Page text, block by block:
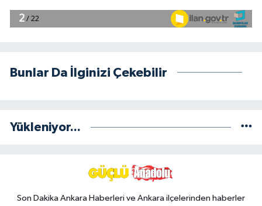
Bunlar Da İlginizi Çekebilir
Yükleniyor...
Son Dakika Ankara Haberleri ve Ankara ilçelerinden haberler